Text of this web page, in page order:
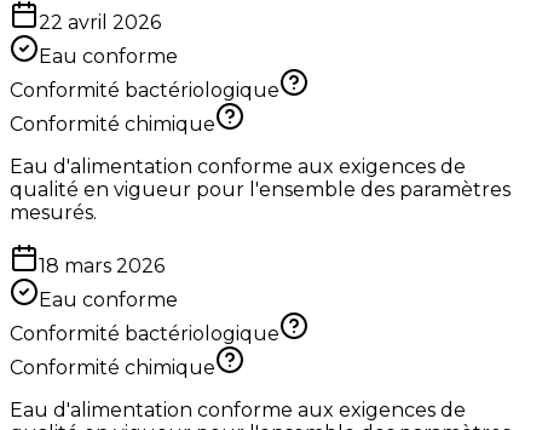
22 avril 2026
Eau conforme
Conformité bactériologique
Conformité chimique
Eau d'alimentation conforme aux exigences de
qualité en vigueur pour l'ensemble des paramètres
mesurés.
18 mars 2026
Eau conforme
Conformité bactériologique
Conformité chimique
Eau d'alimentation conforme aux exigences de